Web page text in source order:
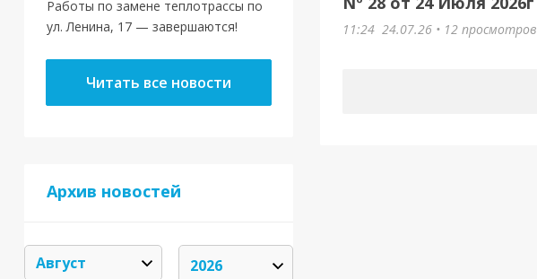
Работы по замене теплотрассы по
ул. Ленина, 17 — завершаются!
Читать все новости
Архив новостей
11:24 24.07.26 • 12 просмотров